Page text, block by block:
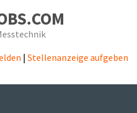
| Stellenanzeige aufgeben